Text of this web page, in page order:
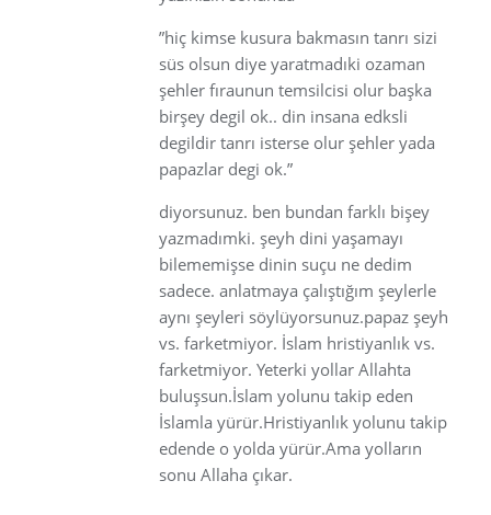
”hiç kimse kusura bakmasın tanrı sizi
süs olsun diye yaratmadıki ozaman
şehler fıraunun temsilcisi olur başka
birşey degil ok.. din insana edksli
degildir tanrı isterse olur şehler yada
papazlar degi ok.”
diyorsunuz. ben bundan farklı bişey
yazmadımki. şeyh dini yaşamayı
bilememişse dinin suçu ne dedim
sadece. anlatmaya çalıştığım şeylerle
aynı şeyleri söylüyorsunuz.papaz şeyh
vs. farketmiyor. İslam hristiyanlık vs.
farketmiyor. Yeterki yollar Allahta
buluşsun.İslam yolunu takip eden
İslamla yürür.Hristiyanlık yolunu takip
edende o yolda yürür.Ama yolların
sonu Allaha çıkar.